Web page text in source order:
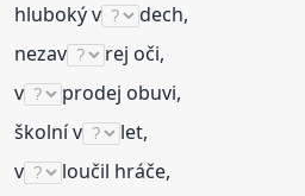
hluboký v
dech,
nezav
rej oči,
v
prodej obuvi,
školní v
let,
v
loučil hráče,